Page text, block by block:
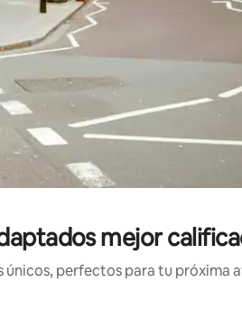
mejor
únicos, perfectos para tu próxima